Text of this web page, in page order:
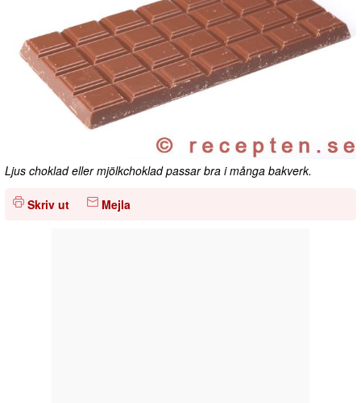
Ljus choklad eller mjölkchoklad passar bra i många bakverk.
Skriv ut Mejla